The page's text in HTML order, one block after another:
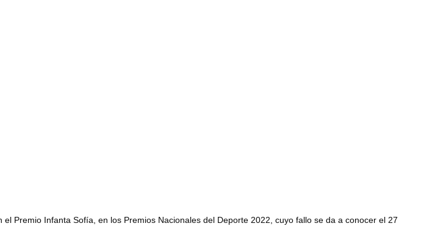
Premio Infanta Sofía, en los Premios Nacionales del Deporte 2022, cuyo fallo se da a conocer el 27